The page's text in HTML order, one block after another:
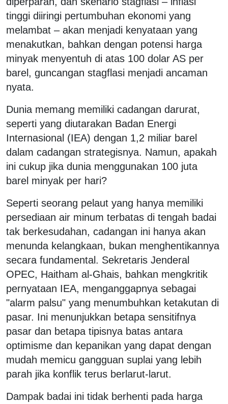
tinggi diiringi pertumbuhan ekonomi yang
melambat – akan menjadi kenyataan yang
menakutkan, bahkan dengan potensi harga
minyak menyentuh di atas 100 dolar AS per
barel, guncangan stagflasi menjadi ancaman
nyata.
Dunia memang memiliki cadangan darurat,
seperti yang diutarakan Badan Energi
Internasional (IEA) dengan 1,2 miliar barel
dalam cadangan strategisnya. Namun, apakah
ini cukup jika dunia menggunakan 100 juta
barel minyak per hari?
Seperti seorang pelaut yang hanya memiliki
persediaan air minum terbatas di tengah badai
tak berkesudahan, cadangan ini hanya akan
menunda kelangkaan, bukan menghentikannya
secara fundamental. Sekretaris Jenderal
OPEC, Haitham al-Ghais, bahkan mengkritik
pernyataan IEA, menganggapnya sebagai
"alarm palsu" yang menumbuhkan ketakutan di
pasar. Ini menunjukkan betapa sensitifnya
pasar dan betapa tipisnya batas antara
optimisme dan kepanikan yang dapat dengan
mudah memicu gangguan suplai yang lebih
parah jika konflik terus berlarut-larut.
Dampak badai ini tidak berhenti pada harga